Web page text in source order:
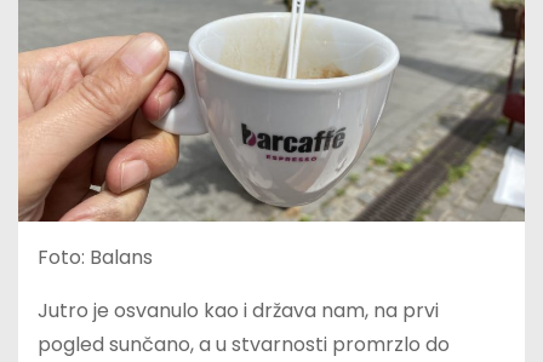
Foto: Balans
Jutro je osvanulo kao i država nam, na prvi
pogled sunčano, a u stvarnosti promrzlo do